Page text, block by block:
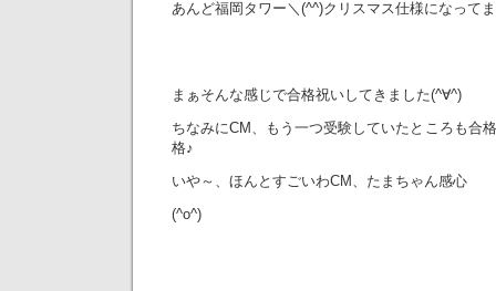
あんど福岡タワー＼(^^)クリスマス仕様になって
まぁそんな感じで合格祝いしてきました(^∀^)
ちなみにCM、もう一つ受験していたところも合
格♪
いや～、ほんとすごいわCM、たまちゃん感心
(^o^)